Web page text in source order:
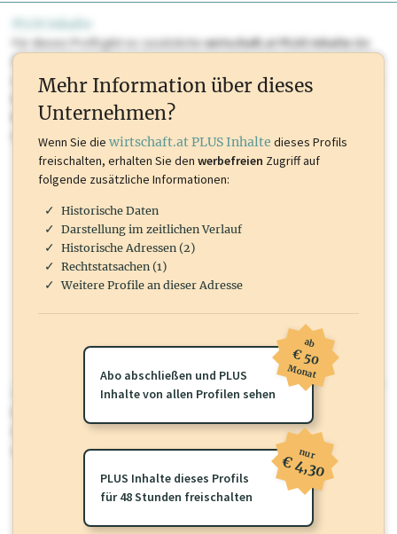
PLUS Inhalte
Für dieses Profil gibt es zusätzlichewirtschaft.at PLUS Inhaltedie
Sie momentan nicht einsehen können. Schalten Sie dieses Profil frei
oder loggen Sie sich ein um diese Inhalte zu sehen. wirtschaft.at PLUS
Marken, Patente, Rechtstatsachen, OTS-Aussendungen, und viele
mehr.
wirtschaft.at PLUS
Sie momentan nicht einsehen können. Schalten Sie dieses Profil frei
oder loggen Sie sich ein um diese Inhalte zu sehen.
Mehr Information über dieses
Unternehmen?
Wenn Sie die wirtschaft.at PLUS Inhalte dieses Profils
freischalten, erhalten Sie den werbefreien Zugriff auf
folgende zusätzliche Informationen:
Historische Daten
Darstellung im zeitlichen Verlauf
Historische Adressen (2)
Rechtstatsachen (1)
Weitere Profile an dieser Adresse
Abo abschließen und PLUS
Inhalte von allen Profilen sehen
ab
€ 50
Monat
PLUS Inhalte dieses Profils
für 48 Stunden freischalten
nur
€ 4,30